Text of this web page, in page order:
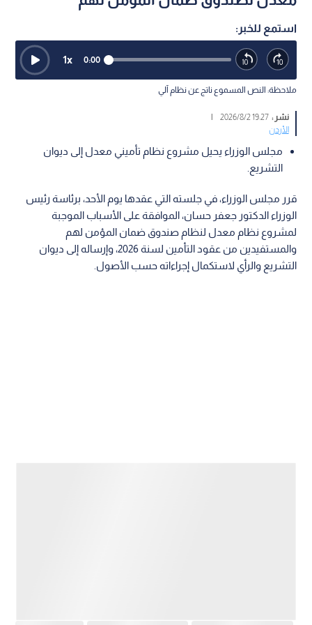
استمع للخبر:
0:00
1x
ملاحظة: النص المسموع ناتج عن نظام آلي
نشر :19:27 2026/8/2
|
الأردن
مجلس الوزراء يحيل مشروع نظام تأميني معدل إلى ديوان
التشريع.
قرر مجلس الوزراء، في جلسته التي عقدها يوم الأحد، برئاسة رئيس
الوزراء الدكتور جعفر حسان، الموافقة على الأسباب الموجبة
لمشروع نظام معدل لنظام صندوق ضمان المؤمن لهم
والمستفيدين من عقود التأمين لسنة 2026، وإرساله إلى ديوان
التشريع والرأي لاستكمال إجراءاته حسب الأصول.